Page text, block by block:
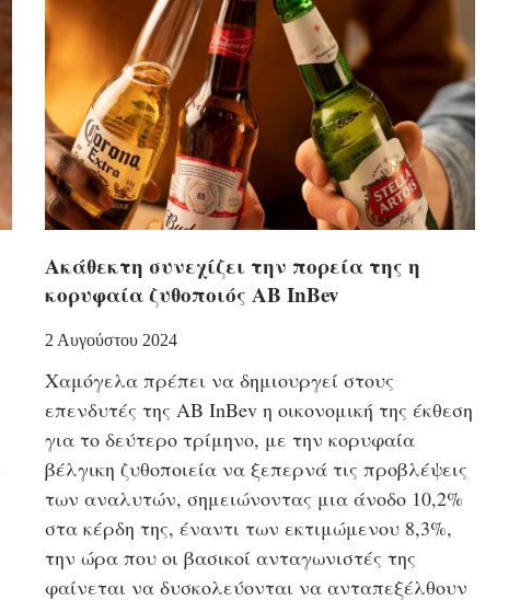
Ακάθεκτη συνεχίζει την πορεία της η
κορυφαία ζυθοποιός AB InBev
2 Αυγούστου 2024
Χαμόγελα πρέπει να δημιουργεί στους
επενδυτές της AB InBev η οικονομική της έκθεση
για το δεύτερο τρίμηνο, με την κορυφαία
βέλγικη ζυθοποιεία να ξεπερνά τις προβλέψεις
των αναλυτών, σημειώνοντας μια άνοδο 10,2%
στα κέρδη της, έναντι των εκτιμώμενου 8,3%,
την ώρα που οι βασικοί ανταγωνιστές της
φαίνεται να δυσκολεύονται να ανταπεξέλθουν